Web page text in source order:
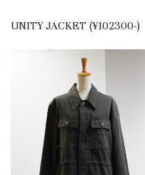
UNITY JACKET (¥102300-)